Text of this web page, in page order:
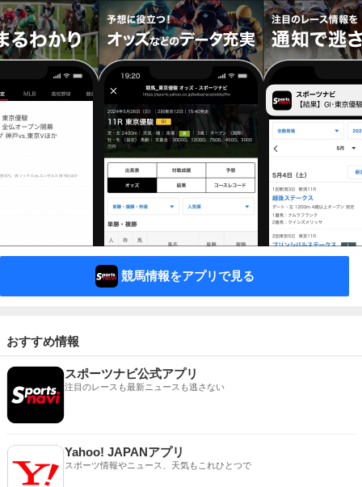
競馬情報をアプリで見る
おすすめ情報
スポーツナビ公式アプリ
注目のレースも最新ニュースも逃さない
Yahoo! JAPANアプリ
スポーツ情報やニュース、天気もこれひとつで